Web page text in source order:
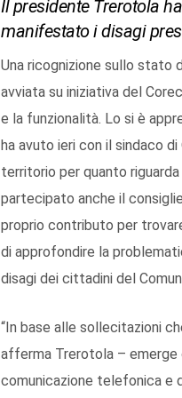
Il presidente Trerotola
manifestato i disagi
Una ricognizione sullo stato
avviata su iniziativa del
e la funzionalità. Lo si è
ha avuto ieri con il sindaco
territorio per quanto
partecipato anche il
proprio contributo per
di approfondire la
disagi dei cittadini del
“In base alle sollecitazioni
afferma Trerotola – emerge
comunicazione telefonica e